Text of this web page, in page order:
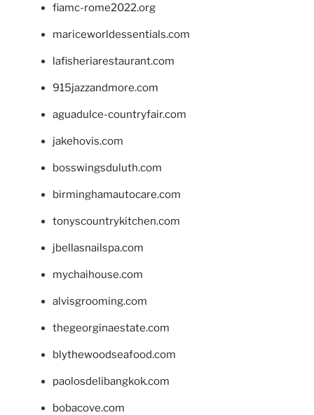
fiamc-rome2022.org
mariceworldessentials.com
lafisheriarestaurant.com
915jazzandmore.com
aguadulce-countryfair.com
jakehovis.com
bosswingsduluth.com
birminghamautocare.com
tonyscountrykitchen.com
jbellasnailspa.com
mychaihouse.com
alvisgrooming.com
thegeorginaestate.com
blythewoodseafood.com
paolosdelibangkok.com
bobacove.com